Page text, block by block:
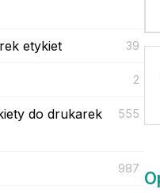
etykiet 39
2
do drukarek
555
987